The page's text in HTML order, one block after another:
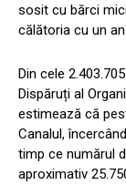
sosit cu bărci
călătoria cu un
Din cele
Dispăruți al
estimează că
Canalul,
timp ce numărul
aproximativ